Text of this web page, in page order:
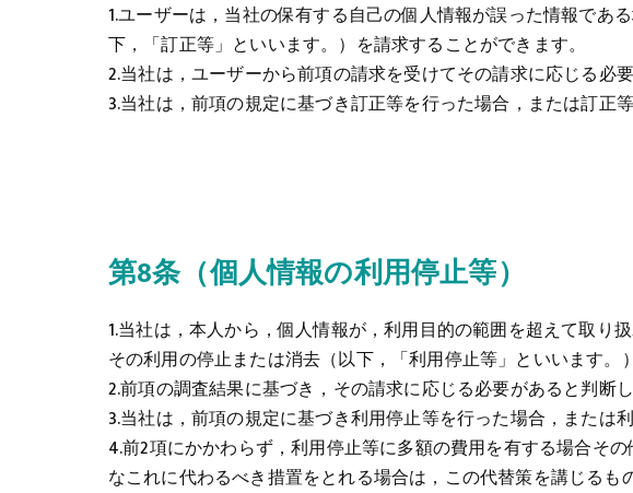
1.ユーザーは，当社の保有する自己の個人情報が誤った情報で
下，「訂正等」といいます。）を請求することができます。
2.当社は，ユーザーから前項の請求を受けてその請求に応じる必
3.当社は，前項の規定に基づき訂正等を行った場合，または訂正
第8条（個人情報の利用停止等）
1.当社は，本人から，個人情報が，利用目的の範囲を超えて取り
その利用の停止または消去（以下，「利用停止等」といいます。
2.前項の調査結果に基づき，その請求に応じる必要があると判断
3.当社は，前項の規定に基づき利用停止等を行った場合，または
4.前2項にかかわらず，利用停止等に多額の費用を有する場合そ
なこれに代わるべき措置をとれる場合は，この代替策を講じるも